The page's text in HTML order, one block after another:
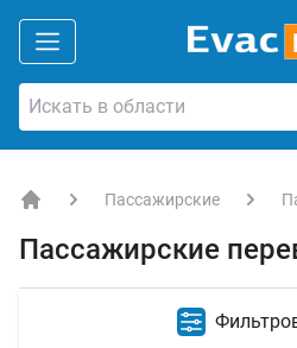
Пассажирские
Пассажирские